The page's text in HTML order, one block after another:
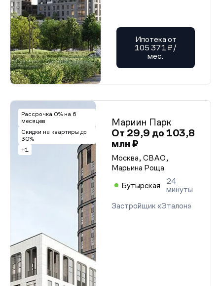
Ипотека от
105 371 ₽/
мес.
Рассрочка 0% на 6
месяцев
Скидки на квартиры до
30%
+1
Мариин Парк
От 29,9 до 103,8
млн ₽
Москва, СВАО,
Марьина Роща
Бутырская
24
минуты
Застройщик «Эталон»